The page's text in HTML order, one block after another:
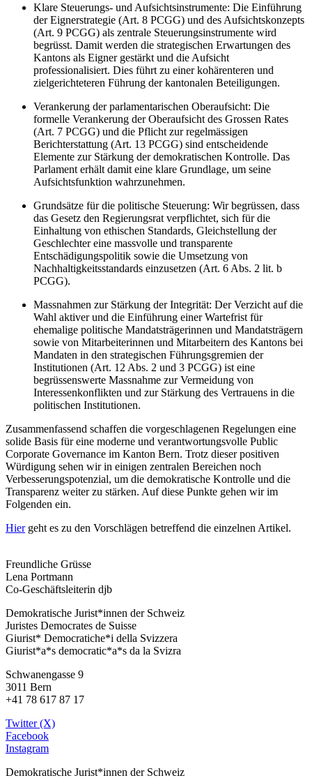
Klare Steuerungs- und Aufsichtsinstrumente: Die Einführung
der Eignerstrategie (Art. 8 PCGG) und des Aufsichtskonzepts
(Art. 9 PCGG) als zentrale Steuerungsinstrumente wird
begrüsst. Damit werden die strategischen Erwartungen des
Kantons als Eigner gestärkt und die Aufsicht
professionalisiert. Dies führt zu einer kohärenteren und
zielgerichteteren Führung der kantonalen Beteiligungen.
Verankerung der parlamentarischen Oberaufsicht: Die
formelle Verankerung der Oberaufsicht des Grossen Rates
(Art. 7 PCGG) und die Pflicht zur regelmässigen
Berichterstattung (Art. 13 PCGG) sind entscheidende
Elemente zur Stärkung der demokratischen Kontrolle. Das
Parlament erhält damit eine klare Grundlage, um seine
Aufsichtsfunktion wahrzunehmen.
Grundsätze für die politische Steuerung: Wir begrüssen, dass
das Gesetz den Regierungsrat verpflichtet, sich für die
Einhaltung von ethischen Standards, Gleichstellung der
Geschlechter eine massvolle und transparente
Entschädigungspolitik sowie die Umsetzung von
Nachhaltigkeitsstandards einzusetzen (Art. 6 Abs. 2 lit. b
PCGG).
Massnahmen zur Stärkung der Integrität: Der Verzicht auf die
Wahl aktiver und die Einführung einer Wartefrist für
ehemalige politische Mandatsträgerinnen und Mandatsträgern
sowie von Mitarbeiterinnen und Mitarbeitern des Kantons bei
Mandaten in den strategischen Führungsgremien der
Institutionen (Art. 12 Abs. 2 und 3 PCGG) ist eine
begrüssenswerte Massnahme zur Vermeidung von
Interessenkonflikten und zur Stärkung des Vertrauens in die
politischen Institutionen.
Zusammenfassend schaffen die vorgeschlagenen Regelungen eine
solide Basis für eine moderne und verantwortungsvolle Public
Corporate Governance im Kanton Bern. Trotz dieser positiven
Würdigung sehen wir in einigen zentralen Bereichen noch
Verbesserungspotenzial, um die demokratische Kontrolle und die
Transparenz weiter zu stärken. Auf diese Punkte gehen wir im
Folgenden ein.
Hiergeht es zu den Vorschlägen betreffend die einzelnen Artikel.
Freundliche Grüsse
Lena Portmann
Co-Geschäftsleiterin djb
Demokratische Jurist*innen der Schweiz
Juristes Democrates de Suisse
Giurist* Democratiche*i della Svizzera
Giurist*a*s democratic*a*s da la Svizra
Schwanengasse 9
3011 Bern
+41 78 617 87 17
Twitter (X)
Facebook
Instagram
Demokratische Jurist*innen der Schweiz